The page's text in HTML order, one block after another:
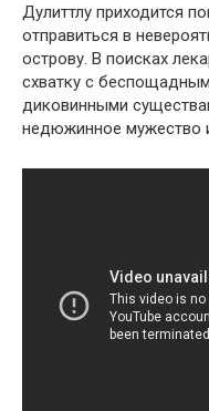
Дулиттлу приходится
отправиться в
острову. В поисках
схватку с
диковинными
недюжинное мужество